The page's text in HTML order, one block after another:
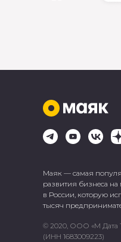
Маяк — самая
развития бизнеса на
в России, которую
тысяч
© 2020, ООО «М Дата
(ИНН 1683009223)